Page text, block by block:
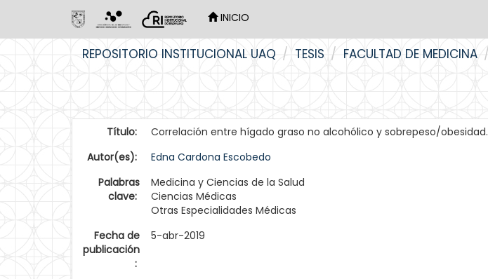
INICIO
REPOSITORIO INSTITUCIONAL UAQ TESIS FACULTAD DE MEDICINA
Título:
Correlación entre hígado graso no alcohólico y sobrepeso/obesidad.
Autor(es):
Edna Cardona Escobedo
Palabras
clave:
Medicina y Ciencias de la Salud
Ciencias Médicas
Otras Especialidades Médicas
Fecha de
publicación
:
5-abr-2019